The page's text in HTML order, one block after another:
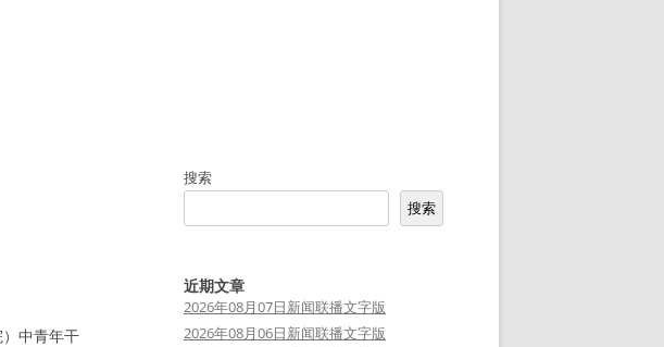
中青年干
搜索
搜索
近期文章
2026年08月07日新闻联播文字版
2026年08月06日新闻联播文字版